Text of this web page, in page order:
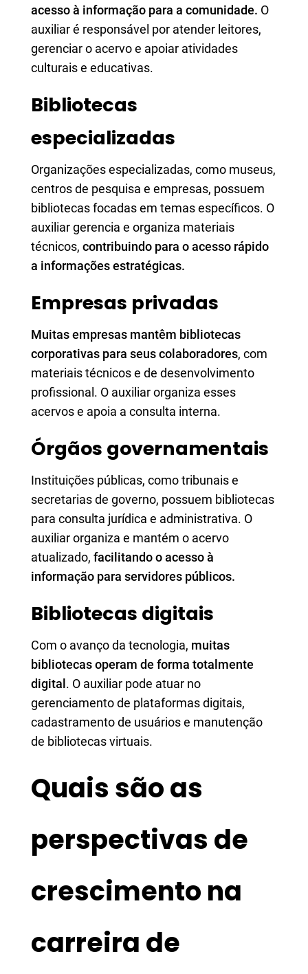
acesso à informação para a comunidade. O
auxiliar é responsável por atender leitores,
gerenciar o acervo e apoiar atividades
culturais e educativas.
Bibliotecas
especializadas
Organizações especializadas, como museus,
centros de pesquisa e empresas, possuem
bibliotecas focadas em temas específicos. O
auxiliar gerencia e organiza materiais
técnicos, contribuindo para o acesso rápido
a informações estratégicas.
Empresas privadas
Muitas empresas mantêm bibliotecas
corporativas para seus colaboradores, com
materiais técnicos e de desenvolvimento
profissional. O auxiliar organiza esses
acervos e apoia a consulta interna.
Órgãos governamentais
Instituições públicas, como tribunais e
secretarias de governo, possuem bibliotecas
para consulta jurídica e administrativa. O
auxiliar organiza e mantém o acervo
atualizado, facilitando o acesso à
informação para servidores públicos.
Bibliotecas digitais
Com o avanço da tecnologia, muitas
bibliotecas operam de forma totalmente
digital. O auxiliar pode atuar no
gerenciamento de plataformas digitais,
cadastramento de usuários e manutenção
de bibliotecas virtuais.
Quais são as
perspectivas de
crescimento na
carreira de